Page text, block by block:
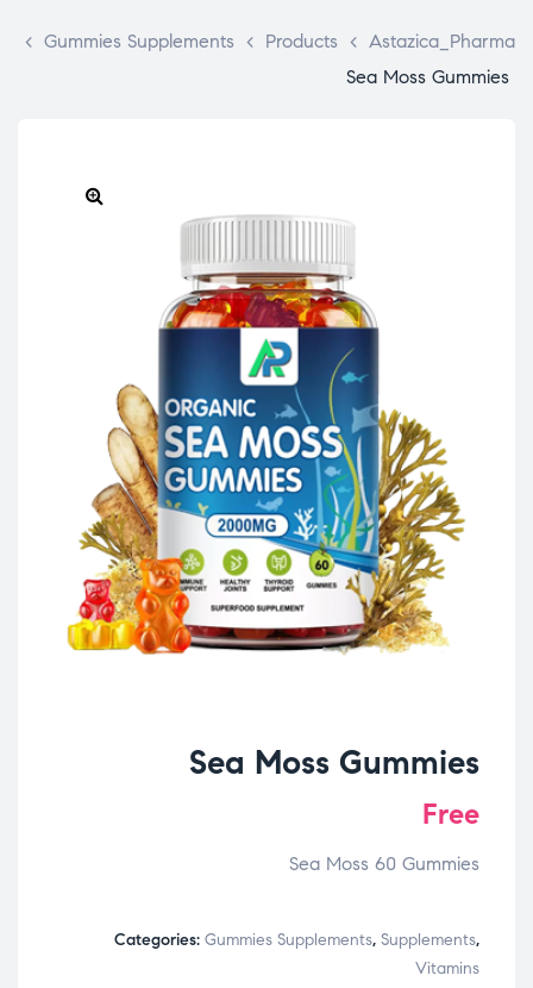
Astazica_Pharma
>
Products
>
Gummies Supplements
>
Sea Moss Gummies
Sea Moss Gummies
Free
Sea Moss 60 Gummies
Categories: Gummies Supplements, Supplements,
Vitamins